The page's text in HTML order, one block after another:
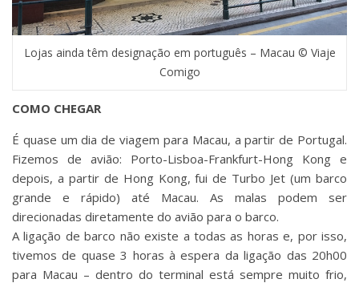
Lojas ainda têm designação em português – Macau © Viaje
Comigo
COMO CHEGAR
É quase um dia de viagem para Macau, a partir de Portugal.
Fizemos de avião: Porto-Lisboa-Frankfurt-Hong Kong e
depois, a partir de Hong Kong, fui de Turbo Jet (um barco
grande e rápido) até Macau. As malas podem ser
direcionadas diretamente do avião para o barco.
A ligação de barco não existe a todas as horas e, por isso,
tivemos de quase 3 horas à espera da ligação das 20h00
para Macau – dentro do terminal está sempre muito frio,